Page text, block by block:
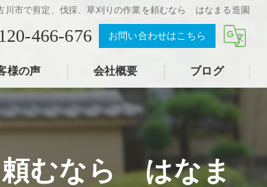
川市で剪定、伐採、草刈りの作業を頼むなら はなまる造園
466-676 お問い合わせはこちら
様の声 会社概要 ブログ
頼むなら はなま